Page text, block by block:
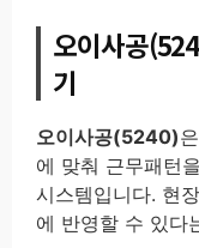
오이사공
기
오이사공(5240)
에 맞춰 근무패턴
시스템입니다. 현
에 반영할 수 있다